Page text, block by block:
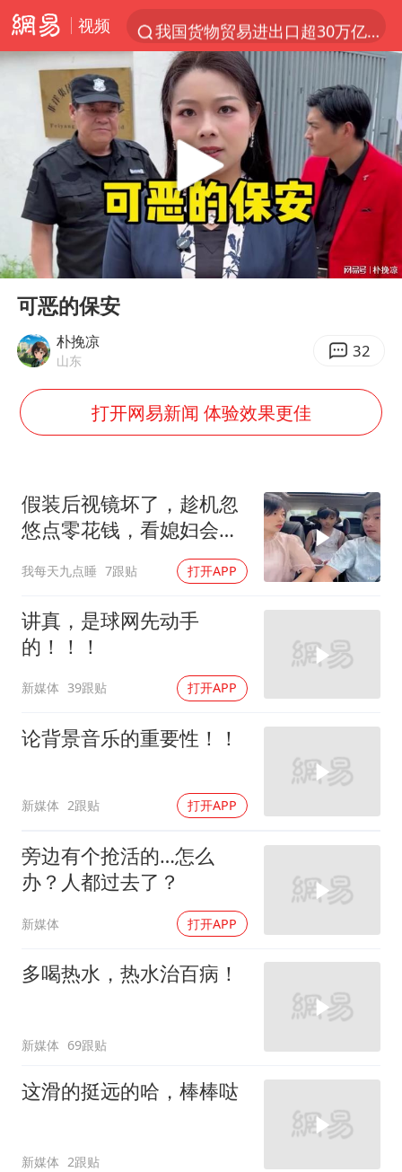
视频
佛山通报笔试前13被淘汰后5名进体检
国防部回应日本试射“战斧”导弹
广东雷州通报特教老师招聘违规事件
“立秋的第一杯奶茶”又爆单了
宇树科技中一签需缴款7.54万元
女子开一天一夜空调后二氧化碳中毒
“新疆阿勒泰八月能滑雪”不实
向鹏0-3不敌张本智和
今日立秋你咬秋了吗
公司“上四休三”但要降薪1000元
东方之约 相约未来
Play
00:00 07:40
可恶的保安
朴挽凉
山东 32
打开网易新闻 体验效果更佳
假装后视镜坏了，趁机忽
悠点零花钱，看媳妇会不
我每天九点睡 7跟贴 打开APP
讲真，是球网先动手
的！！！
新媒体 39跟贴 打开APP
论背景音乐的重要性！！
新媒体 2跟贴 打开APP
旁边有个抢活的…怎么
办？人都过去了？
新媒体 打开APP
多喝热水，热水治百病！
新媒体 69跟贴
这滑的挺远的哈，棒棒哒
新媒体 2跟贴